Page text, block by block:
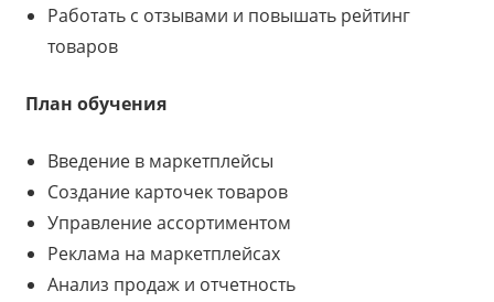
Работать с отзывами и повышать рейтинг
товаров
План обучения
Введение в маркетплейсы
Создание карточек товаров
Управление ассортиментом
Реклама на маркетплейсах
Анализ продаж и отчетность